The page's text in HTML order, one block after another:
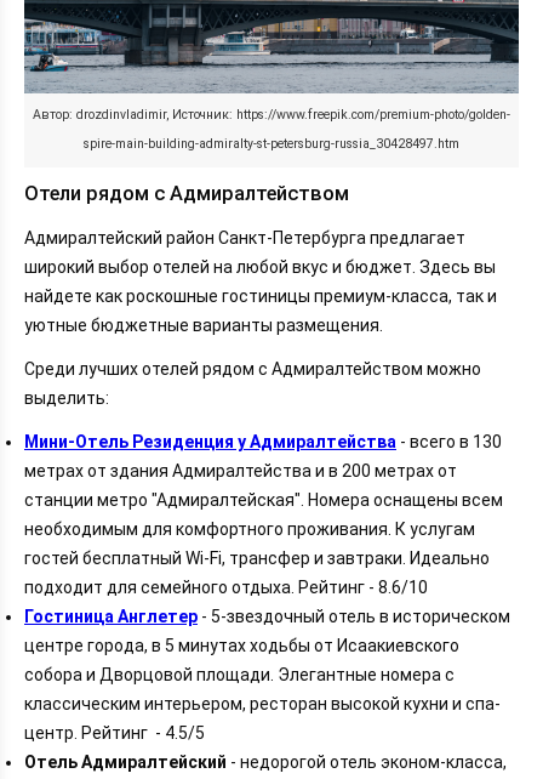
Автор: drozdinvladimir, Источник: https://www.freepik.com/premium-photo/golden-
spire-main-building-admiralty-st-petersburg-russia_30428497.htm
Отели рядом с Адмиралтейством
Адмиралтейский район Санкт-Петербурга предлагает
широкий выбор отелей на любой вкус и бюджет. Здесь вы
найдете как роскошные гостиницы премиум-класса, так и
уютные бюджетные варианты размещения.
Среди лучших отелей рядом с Адмиралтейством можно
выделить:
Мини-Отель Резиденция у Адмиралтейства - всего в 130
метрах от здания Адмиралтейства и в 200 метрах от
станции метро "Адмиралтейская". Номера оснащены всем
необходимым для комфортного проживания. К услугам
гостей бесплатный Wi-Fi, трансфер и завтраки. Идеально
подходит для семейного отдыха. Рейтинг - 8.6/10
Гостиница Англетер - 5-звездочный отель в историческом
центре города, в 5 минутах ходьбы от Исаакиевского
собора и Дворцовой площади. Элегантные номера с
классическим интерьером, ресторан высокой кухни и спа-
центр. Рейтинг - 4.5/5
Отель Адмиралтейский - недорогой отель эконом-класса,